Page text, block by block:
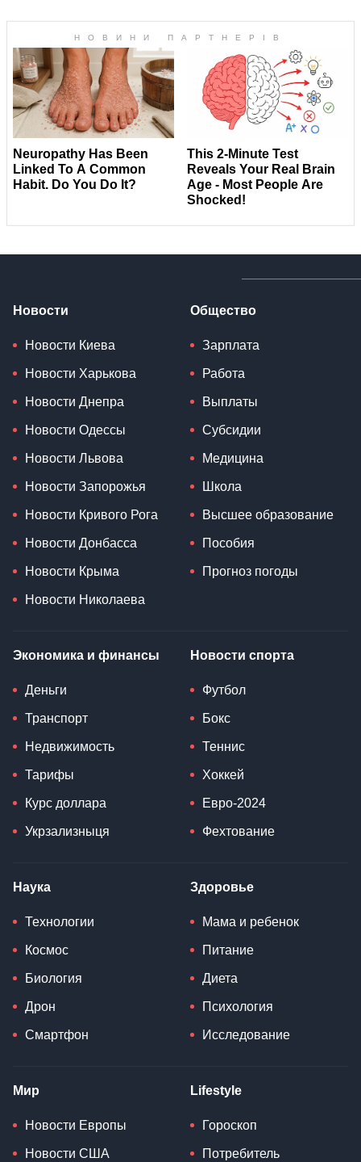
Новости
Новости Киева
Новости Харькова
Новости Днепра
Новости Одессы
Новости Львова
Новости Запорожья
Новости Кривого Рога
Новости Донбасса
Новости Крыма
Новости Николаева
Общество
Зарплата
Работа
Выплаты
Субсидии
Медицина
Школа
Высшее образование
Пособия
Прогноз погоды
Экономика и финансы
Деньги
Транспорт
Недвижимость
Тарифы
Курс доллара
Укрзализныця
Новости спорта
Футбол
Бокс
Теннис
Хоккей
Евро-2024
Фехтование
Наука
Технологии
Космос
Биология
Дрон
Смартфон
Здоровье
Мама и ребенок
Питание
Диета
Психология
Исследование
Мир
Новости Европы
Новости США
Lifestyle
Гороскоп
Потребитель